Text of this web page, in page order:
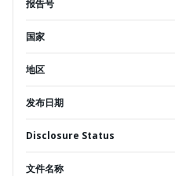
报告号
国家
地区
发布日期
Disclosure Status
文件名称